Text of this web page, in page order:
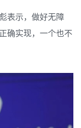
表示，做好无障
确实现，一个也不